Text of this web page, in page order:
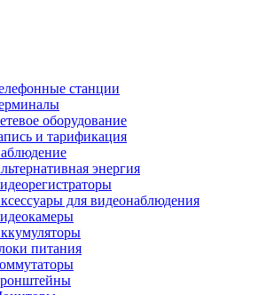
станции
оборудование
и тарификация
энергия
для видеонаблюдения
питания